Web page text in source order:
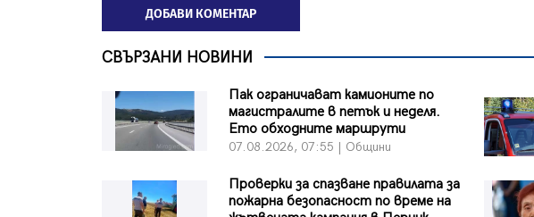
ДОБАВИ КОМЕНТАР
СВЪРЗАНИ НОВИНИ
Пак ограничават камионите по
магистралите в петък и неделя.
Ето обходните маршрути
07.08.2026, 07:55 | Общини
Проверки за спазване правилата за
пожарна безопасност по време на